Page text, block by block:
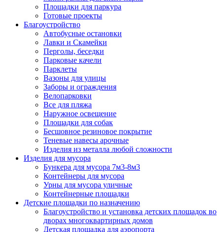
Площадки для паркура
Готовые проекты
Благоустройство
Автобусные остановки
Лавки и Скамейки
Перголы, беседки
Парковые качели
Парклеты
Вазоны для улицы
Заборы и ограждения
Велопарковки
Все для пляжа
Наружное освещение
Площадки для собак
Бесшовное резиновое покрытие
Теневые навесы арочные
Изделия из металла любой сложности
Изделия для мусора
Бункера для мусора 7м3-8м3
Контейнеры для мусора
Урны для мусора уличные
Контейнерные площадки
Детские площадки по назначению
Благоустройство и установка детских площадок во
дворах многоквартирных домов
Детская площадка для аэропорта